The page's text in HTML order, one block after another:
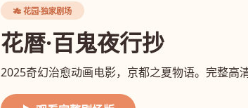
🎋 花园·独家剧场
花暦·百鬼夜行抄
2025奇幻治愈动画电影，京都之夏物语。完整高